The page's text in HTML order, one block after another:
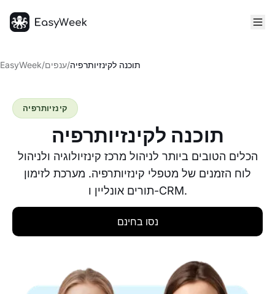
EasyWeek/ענפים/תוכנה לקינזיותרפיה
תוכנה לקינזיותרפיה
הכלים הטובים ביותר לניהול מרכז קינזיולוגיה ולניהול
לוח הזמנים של מטפלי קינזיותרפיה. מערכת לזימון
תורים אונליין ו-CRM.
קינזיותרפיה
נסו בחינם